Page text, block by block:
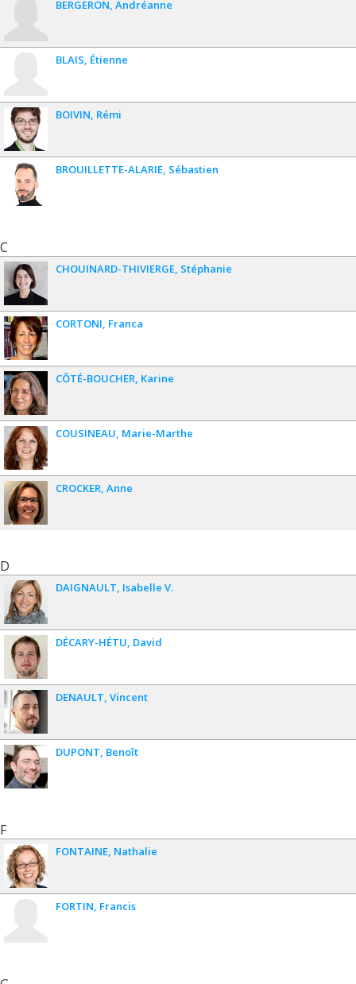
BERGERON Andréanne
BLAIS Étienne
BOIVIN Rémi
BROUILLETTE-ALARIE Sébastien
C
CHOUINARD-THIVIERGE Stéphanie
CORTONI Franca
CÔTÉ-BOUCHER Karine
COUSINEAU Marie-Marthe
CROCKER Anne
D
DAIGNAULT Isabelle V.
DÉCARY-HÉTU David
DENAULT Vincent
DUPONT Benoît
F
FONTAINE Nathalie
FORTIN Francis